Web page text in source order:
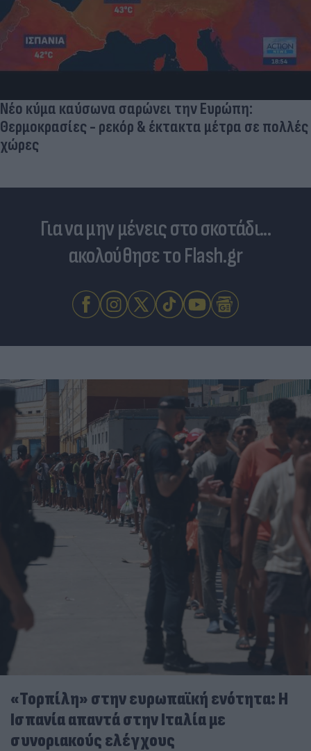
Νέο κύμα καύσωνα σαρώνει την Ευρώπη:
Θερμοκρασίες - ρεκόρ & έκτακτα μέτρα σε πολλές
χώρες
Για να μην μένεις στο σκοτάδι...
ακολούθησε το Flash.gr
«Τορπίλη» στην ευρωπαϊκή ενότητα: Η
Ισπανία απαντά στην Ιταλία με
συνοριακούς ελέγχους